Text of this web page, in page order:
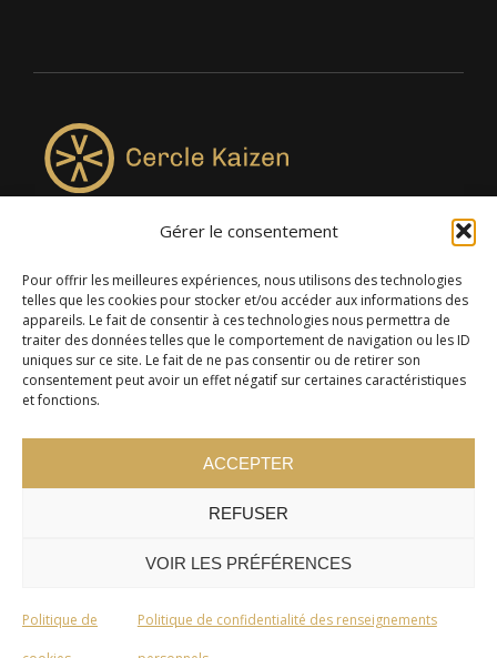
Gérer le consentement
Pour offrir les meilleures expériences, nous utilisons des technologies
telles que les cookies pour stocker et/ou accéder aux informations des
appareils. Le fait de consentir à ces technologies nous permettra de
traiter des données telles que le comportement de navigation ou les ID
uniques sur ce site. Le fait de ne pas consentir ou de retirer son
consentement peut avoir un effet négatif sur certaines caractéristiques
et fonctions.
ACCEPTER
REFUSER
VOIR LES PRÉFÉRENCES
Politique de Politique de confidentialité des renseignements
4957, rue Lionel-Groulx, bureau 819, Saint-Augustin-de-
Desmaures QC G3A 0M7
© 2024 Cercle Kaizen. Tous droits réservés -